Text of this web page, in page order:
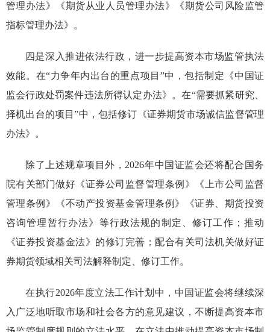
管理办法》《期货从业人员管理办法》《期货公司风险监管
指标管理办法》。
四是深入推进依法行政，进一步提高资本市场监管执法
效能。在“力争年内出台的重点项目 ”中 ，包括制定《中国证
监会行政处罚案件违法所得认定办法》。在“需要抓紧研究、
择机出台的项目”中，包括修订 《证券期货市场诚信监督管理
办法》 。
除了上述规章项目外，2026年中国 证监会还将配合国务
院有关部门做好《证券公司监督管理条例》《上市公司监督
管理条例》
《不动产投资基金管理条例 》
《证券、期货投资
咨询管理暂行办法》 等行政法规的制定、修订工作； 推动
《证券投资基金法》的修订完善； 配合有关司法机关做好证
券期货领域相关司法解释制定、修订工作。
在执行2026年度立法工作计划 中，中国证监会将继续深
入广泛地听取市场和社会各方的意见建议，不断提高资本市